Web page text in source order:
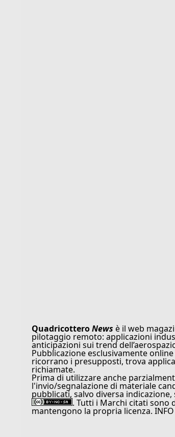
QuadricotteroNews è il web
pilotaggio remoto: applicazioni
anticipazioni sui trend
Pubblicazione esclusivamente
ricorrano i presupposti, trova
richiamate.
Prima di utilizzare anche
l'invio/segnalazione di materiale
pubblicati, salvo diversa
. Tutti i Marchi citati sono
mantengono la propria licenza. INFO